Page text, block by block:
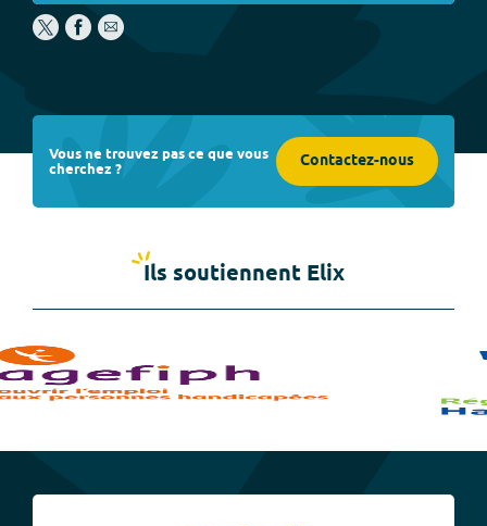
Vous ne trouvez pas ce que vous
cherchez ? Contactez-nous
Ils soutiennent Elix